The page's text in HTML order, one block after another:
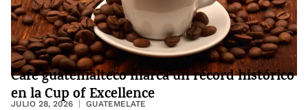
Café guatemalteco marca un récord histórico
en la Cup of Excellence
JULIO 28, 2026 GUATEMELATE